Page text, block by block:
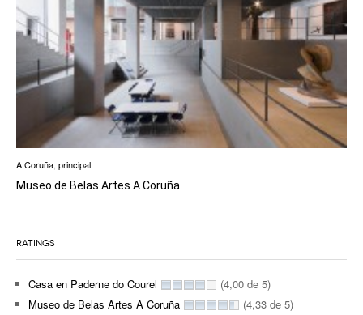
A Coruña principal
Museo de Belas Artes A Coruña
RATINGS
Casa en Paderne do Courel
(4,00 de 5)
Museo de Belas Artes A Coruña
(4,33 de 5)